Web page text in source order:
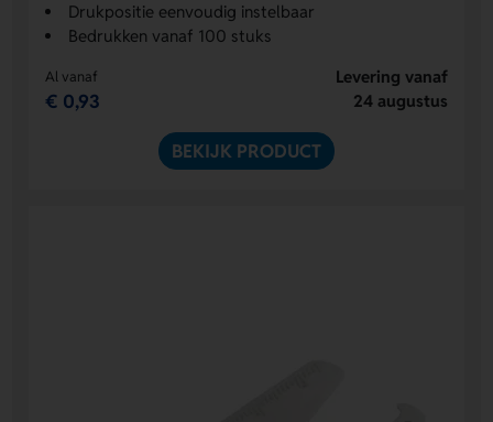
Drukpositie eenvoudig instelbaar
Bedrukken vanaf 100 stuks
Al vanaf
€ 0,93
Levering vanaf
24 augustus
BEKIJK PRODUCT